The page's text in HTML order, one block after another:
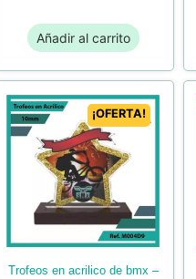
Añadir al carrito
¡OFERTA!
trofeos en acrilico de bmx –